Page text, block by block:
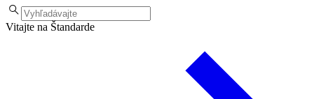
Vitajte na Štandarde